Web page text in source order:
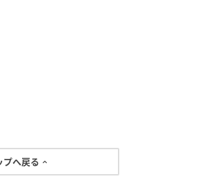
プへ戻る